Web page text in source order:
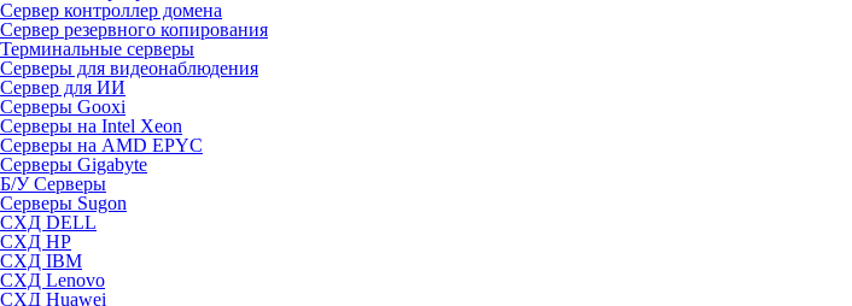
Сервер контроллер домена
Сервер резервного копирования
Терминальные серверы
Серверы для видеонаблюдения
Сервер для ИИ
Серверы Gooxi
Серверы на Intel Xeon
Серверы на AMD EPYC
Серверы Gigabyte
Б/У Серверы
Серверы Sugon
СХД DELL
СХД HP
СХД IBM
СХД Lenovo
СХД Huawei